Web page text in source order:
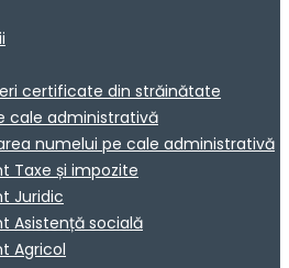
certificate din străinătate
cale administrativă
numelui pe cale administrativă
Taxe și impozite
Juridic
Asistență socială
Agricol